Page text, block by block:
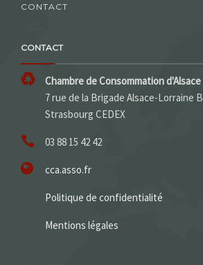
CONTACT
CONTACT
Chambre de Consommation
7 rue de la Brigade Alsace-Lorraine
Strasbourg CEDEX
03 88 15 42 42
cca.asso.fr
Politique de confidentialité
Mentions légales